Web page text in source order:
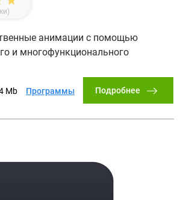
анимации с помощью
и многофункционального
Mb Программы Подробнее